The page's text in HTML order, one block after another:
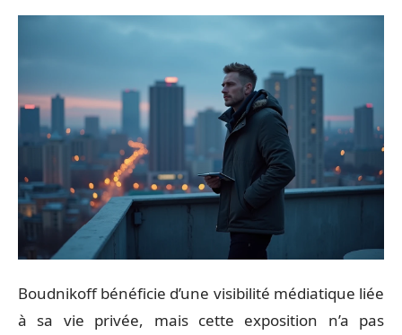
Boudnikoff bénéficie d’une visibilité médiatique liée
à sa vie privée, mais cette exposition n’a pas